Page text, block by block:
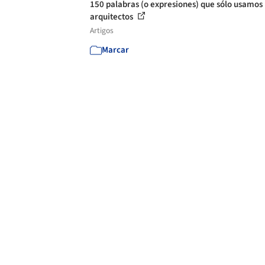
150 palabras (o expresiones) que sólo usamos
arquitectos
Artigos
Marcar